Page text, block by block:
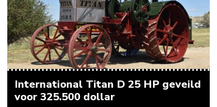
International Titan D 25 HP geveild
voor 325.500 dollar